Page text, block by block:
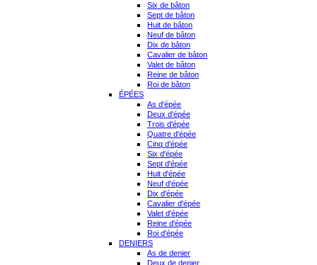
Six de bâton
Sept de bâton
Huit de bâton
Neuf de bâton
Dix de bâton
Cavalier de bâton
Valet de bâton
Reine de bâton
Roi de bâton
ÉPÉES
As d'épée
Deux d'épée
Trois d'épée
Quatre d'épée
Cinq d'épée
Six d'épée
Sept d'épée
Huit d'épée
Neuf d'épée
Dix d'épée
Cavalier d'épée
Valet d'épée
Reine d'épée
Roi d'épée
DENIERS
As de denier
Deux de denier